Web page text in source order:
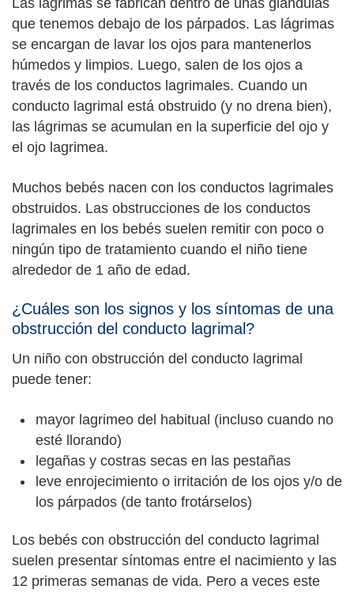
Las lágrimas se fabrican dentro de unas glándulas
que tenemos debajo de los párpados. Las lágrimas
se encargan de lavar los ojos para mantenerlos
húmedos y limpios. Luego, salen de los ojos a
través de los conductos lagrimales. Cuando un
conducto lagrimal está obstruido (y no drena bien),
las lágrimas se acumulan en la superficie del ojo y
el ojo lagrimea.
Muchos bebés nacen con los conductos lagrimales
obstruidos. Las obstrucciones de los conductos
lagrimales en los bebés suelen remitir con poco o
ningún tipo de tratamiento cuando el niño tiene
alrededor de 1 año de edad.
¿Cuáles son los signos y los síntomas de una
obstrucción del conducto lagrimal?
Un niño con obstrucción del conducto lagrimal
puede tener:
mayor lagrimeo del habitual (incluso cuando no
esté llorando)
legañas y costras secas en las pestañas
leve enrojecimiento o irritación de los ojos y/o de
los párpados (de tanto frotárselos)
Los bebés con obstrucción del conducto lagrimal
suelen presentar síntomas entre el nacimiento y las
12 primeras semanas de vida. Pero a veces este